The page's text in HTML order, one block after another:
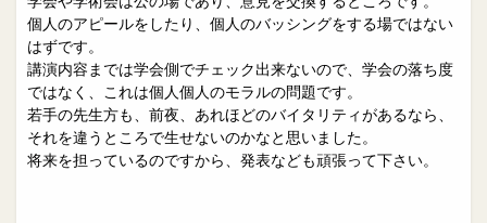
個人のアピールをしたり、個人のバッシングをする場ではない
はずです。
講演内容までは学会側でチェック出来ないので、学会の落ち度
ではなく、これは個人個人のモラルの問題です。
若手の先生方も、前夜、あれほどのバイタリティがあるなら、
それを違うところで生せないのかなと思いました。
将来を担っているのですから、発表なども頑張って下さい。